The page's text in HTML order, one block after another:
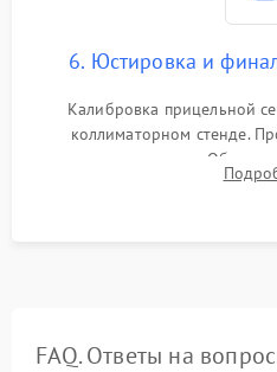
6. Юстировка и
Калибровка прицельной
коллиматорном стенде.
механизма поправок.
ударном стенде для
FAQ. Ответы на